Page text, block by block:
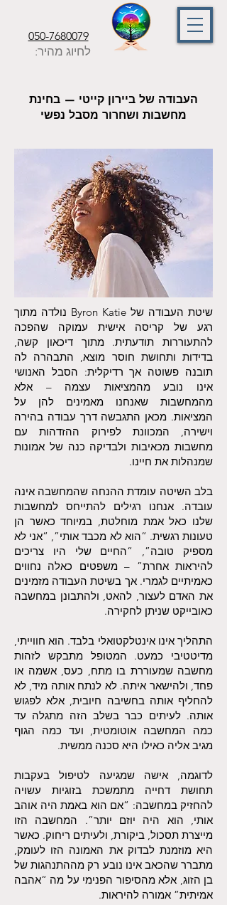
לחיוג מהיר:
050-7680079
העבודה של ביירון קייטי — בחינת
מחשבות ושחרור מסבל נפשי
שיטת העבודה של Byron Katie נולדה מתוך
רגע של קריסה אישית עמוקה שהפכה
להתעוררות תודעתית. מתוך דיכאון קשה,
בדידות ותחושת חוסר מוצא, התבהרה לה
תובנה פשוטה אך רדיקלית: הסבל האנושי
אינו נובע מהמציאות עצמה – אלא
מהמחשבות שאנחנו מאמינים להן על
המציאות. מכאן התגבשה דרך עבודה בהירה
וישירה, המכוונת לפירוק ההזדהות עם
מחשבות מכאיבות ולבדיקה כנה של אמונות
שמנהלות את חיינו.
בלב השיטה עומדת ההנחה שהמחשבה אינה
עובדה. אנחנו רגילים להתייחס למחשבות
שלנו כאל אמת מוחלטת, במיוחד כאשר הן
טעונות רגשית. “הוא לא מכבד אותי”, “אני לא
מספיק טובה”, “החיים שלי היו צריכים
להיראות אחרת” – משפטים כאלה נחווים
כאמיתיים לגמרי. אך בשיטת העבודה מזמינים
את האדם לעצור, להאט, ולהתבונן במחשבה
כאובייקט שניתן לחקירה.
התהליך אינו אינטלקטואלי בלבד. הוא חווייתי,
מדיטטיבי כמעט. המטופל מתבקש לזהות
מחשבה שמעוררת בו מתח, כעס, אשמה או
פחד, ולהישאר איתה. לא לנתח אותה מיד, לא
להחליף אותה בחשיבה חיובית, אלא לפגוש
אותה. לעיתים כבר בשלב הזה מתגלה עד
כמה המחשבה אוטומטית, ועד כמה הגוף
מגיב אליה כאילו היא סכנה ממשית.
לדוגמה, אישה שמגיעה לטיפול בעקבות
תחושת דחייה מתמשכת בזוגיות עשויה
להחזיק במחשבה: “אם הוא באמת היה אוהב
אותי, הוא היה יוזם יותר”. המחשבה הזו
מייצרת תסכול, ביקורת, ולעיתים ריחוק. כאשר
היא מוזמנת לבדוק את האמונה הזו לעומק,
מתברר שהכאב אינו נובע רק מההתנהגות של
בן הזוג, אלא מהסיפור הפנימי על מה “אהבה
אמיתית” אמורה להיראות.